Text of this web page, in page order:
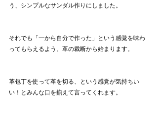
う、シンプルなサンダル作りにしました。
それでも「一から自分で作った」という感覚を味わ
ってもらえるよう、革の裁断から始まります。
革包丁を使って革を切る、という感覚が気持ちい
い！とみんな口を揃えて言ってくれます。